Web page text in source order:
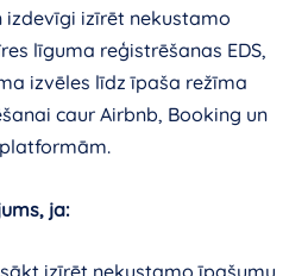
izdevīgi izīrēt nekustamo
līguma reģistrēšanas EDS,
izvēles līdz īpaša režīma
caur Airbnb, Booking un
ja: